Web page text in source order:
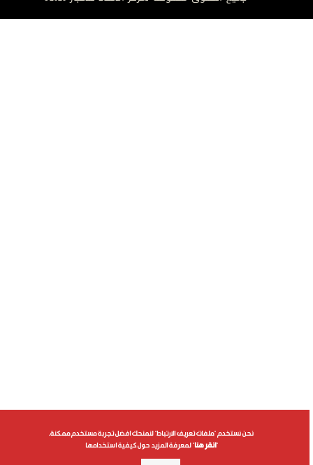
نحن نستخدم "ملفات تعريف الارتباط" لنمنحك افضل تجربة مستخدم ممكنة.
انقر هنا" لمعرفة المزيد حول كيفية استخدامها